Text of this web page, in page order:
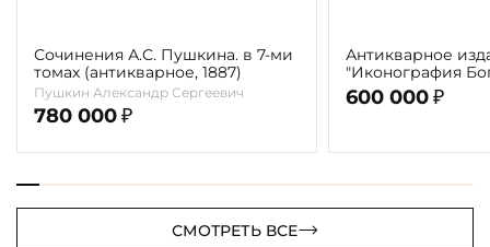
Сочинения А.С. Пушкина. в 7-ми
томах (антикварное, 1887)
Пушкин Александр Сергеевич
780 000 ₽
Антикварное
"Иконография
г. (в 2-х томах с
автора)
600 000 ₽
СМОТРЕТЬ ВСЕ